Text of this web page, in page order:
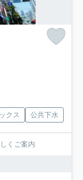
クス 公共下水
くご案内